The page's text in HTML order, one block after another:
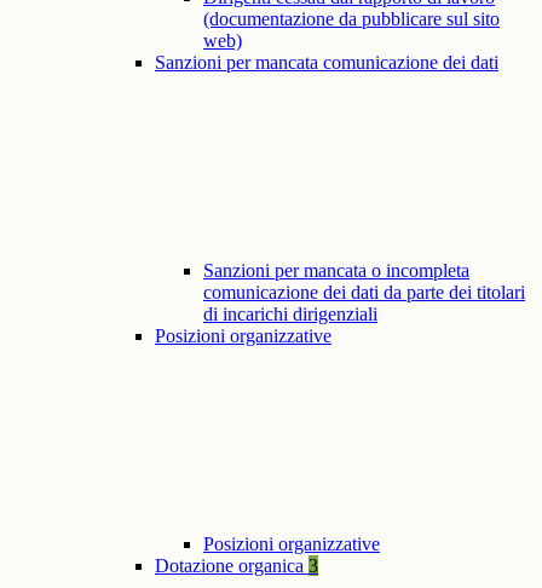
(documentazione da pubblicare sul sito
web)
Sanzioni per mancata comunicazione dei dati
Sanzioni per mancata o incompleta
comunicazione dei dati da parte dei titolari
di incarichi dirigenziali
Posizioni organizzative
Posizioni organizzative
Dotazione organica 3